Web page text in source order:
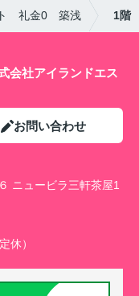
ト 礼金0 築浅 1階
会社アイランドエス
お問い合わせ
ニュービラ三軒茶屋1
休）